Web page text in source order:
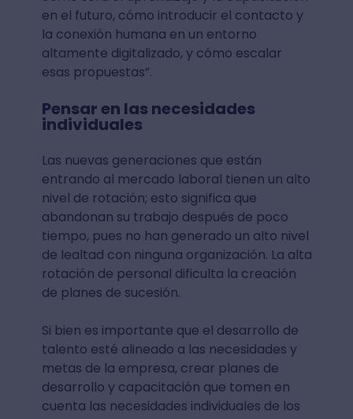
en el futuro, cómo introducir el contacto y
la conexión humana en un entorno
altamente digitalizado, y cómo escalar
esas propuestas”.
Pensar en las necesidades
individuales
Las nuevas generaciones que están
entrando al mercado laboral tienen un alto
nivel de rotación; esto significa que
abandonan su trabajo después de poco
tiempo, pues no han generado un alto nivel
de lealtad con ninguna organización. La alta
rotación de personal dificulta la creación
de planes de sucesión.
Si bien es importante que el desarrollo de
talento esté alineado a las necesidades y
metas de la empresa, crear planes de
desarrollo y capacitación que tomen en
cuenta las necesidades individuales de los